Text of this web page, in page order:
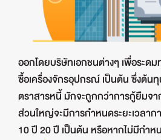
ออกโดยบริษัทเอกชนต่างๆ เพื่อระด
ซื้อเครื่องจักรอุปกรณ์ เป็นต้น ซึ่งต้น
ตราสารหนี้ มักจะถูกกว่าการกู้ยืมจ
ส่วนใหญ่จะมีการกำหนดระยะเวลาก
10 ปี 20 ปี เป็นต้น หรือหากไม่มีกำห